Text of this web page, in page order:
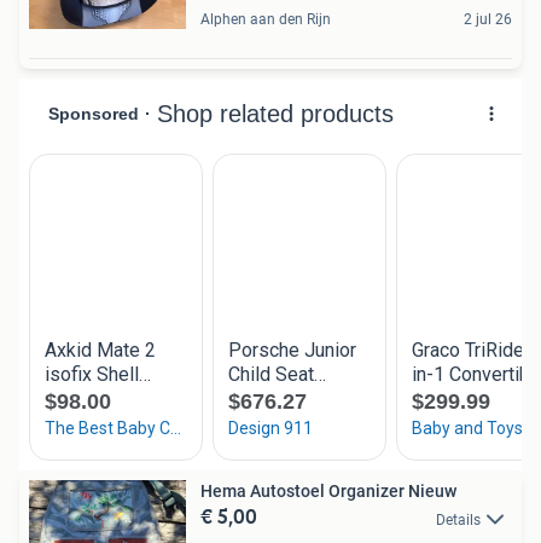
Alphen aan den Rijn 2 jul 26
Hema Autostoel Organizer Nieuw
€ 5,00 Details